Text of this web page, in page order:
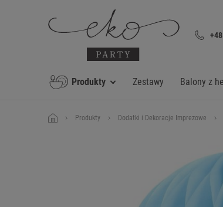
Produkty Zestawy Balony z
Produkty Dodatki i Dekoracje Imprezowe